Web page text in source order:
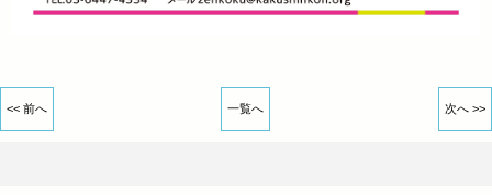
<< 前へ 一覧へ 次へ >>